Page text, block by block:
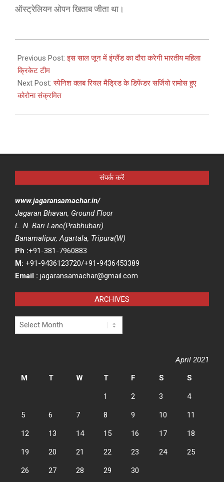
ऑस्ट्रेलियन ओपन खिताब जीता था।
04-
13
Previous Post:इस साल जून में इंग्लैंड का दौरा करेगी भारतीय महिला
क्रिकेट टीम
Next Post:स्पेनिश क्लब रियल मैड्रिड के डिफेंडर सर्जियो रामोस हुए
कोरोना संक्रमित
संपर्क करें
www.jagaransamachar.in/
Jagaran Bhavan, Ground Floor
L. N. Bari Lane(Prabhubari)
Banamalipur, Agartala, Tripura(W)
Ph :+91-381-7960883
M: +91-9436123720/+91-9436453389
Email : jagaransamachar@gmail.com
ARCHIVES
Archives
April 2021
M
T W T F S S
1 2 3 4
5 6 7 8 9 10 11
12 13 14 15 16 17 18
19 20 21 22 23 24 25
26 27 28 29 30